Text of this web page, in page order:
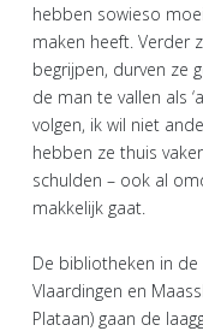
hebben sowieso
maken heeft. Verder
begrijpen, durven ze
de man te vallen als
volgen, ik wil niet
hebben ze thuis
schulden – ook al
makkelijk gaat.
De bibliotheken in
Vlaardingen en
Plataan) gaan de